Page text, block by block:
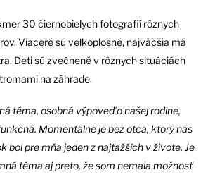
30 čiernobielych fotografií rôznych
Viaceré sú veľkoplošné, najväčšia má
Deti sú zvečnené v rôznych situáciách
na záhrade.
téma, osobná výpoveď o našej rodine,
Momentálne je bez otca, ktorý nás
bol pre mňa jeden z najťažších v živote. Je
téma aj preto, že som nemala možnosť